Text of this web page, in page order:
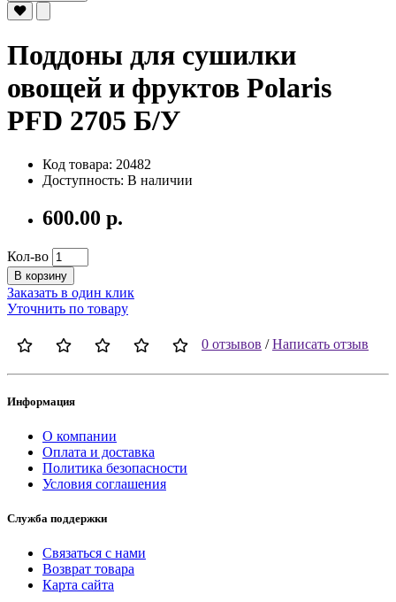
Поддоны для сушилки
овощей и фруктов Polaris
PFD 2705 Б/У
Код товара: 20482
Доступность: В наличии
600.00 р.
Кол-во
В корзину
Заказать в один клик
Уточнить по товару
0 отзывов /Написать отзыв
Информация
О компании
Оплата и доставка
Политика безопасности
Условия соглашения
Служба поддержки
Связаться с нами
Возврат товара
Карта сайта